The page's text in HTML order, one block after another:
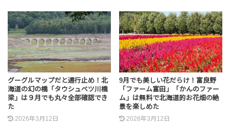
グーグルマップだと通行止め！北
海道の幻の橋「タウシュベツ川橋
梁」は９月でも丸々全部確認でき
た
2026年3月12日
9月でも美しい花だらけ！富良野
「ファーム富田」「かんのファー
ム」は無料で北海道的お花畑の絶
景を楽しめた
2026年3月12日